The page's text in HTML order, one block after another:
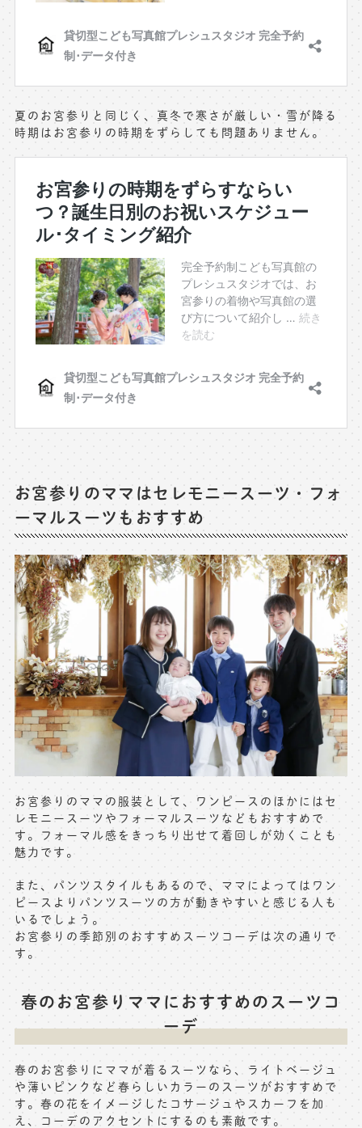
夏のお宮参りと同じく、真冬で寒さが厳しい・雪が降る
時期はお宮参りの時期をずらしても問題ありません。
お宮参りのママはセレモニースーツ・フォ
ーマルスーツもおすすめ
お宮参りのママの服装として、ワンピースのほかにはセ
レモニースーツやフォーマルスーツなどもおすすめで
す。フォーマル感をきっちり出せて着回しが効くことも
魅力です。
また、パンツスタイルもあるので、ママによってはワン
ピースよりパンツスーツの方が動きやすいと感じる人も
いるでしょう。
お宮参りの季節別のおすすめスーツコーデは次の通りで
す。
春のお宮参りママにおすすめのスーツコ
ーデ
春のお宮参りにママが着るスーツなら、ライトベージュ
や薄いピンクなど春らしいカラーのスーツがおすすめで
す。春の花をイメージしたコサージュやスカーフを加
え、コーデのアクセントにするのも素敵です。